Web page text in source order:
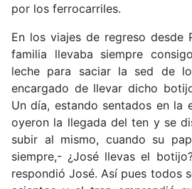
por los ferrocarriles.
En los viajes de regreso desde
familia llevaba siempre
leche para saciar la sed de
encargado de llevar dicho
Un día, estando sentados en la
oyeron la llegada del ten y se
subir al mismo, cuando su
siempre,- ¿José llevas el
respondió José. Así pues todos